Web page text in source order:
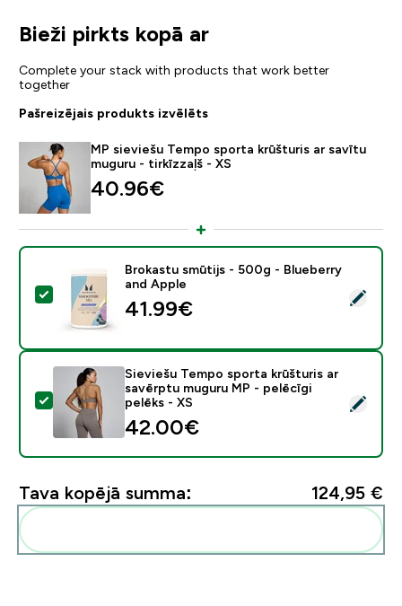
Bieži pirkts kopā ar
Complete your stack with products that work better
together
Pašreizējais produkts izvēlēts
MP sieviešu Tempo sporta krūšturis ar savītu
muguru - tirkīzzaļš - XS
40.96€‎
Atlasīt šo produktu - Brokastu smūtijs - 500g -
Brokastu smūtijs - 500g - Blueberry
and Apple
41.99€‎
Atlasīt šo produktu - Sieviešu Tempo sporta
Sieviešu Tempo sporta krūšturis ar
savērptu muguru MP - pelēcīgi
pelēks - XS
42.00€‎
Tava kopējā summa: 124,95 €‎